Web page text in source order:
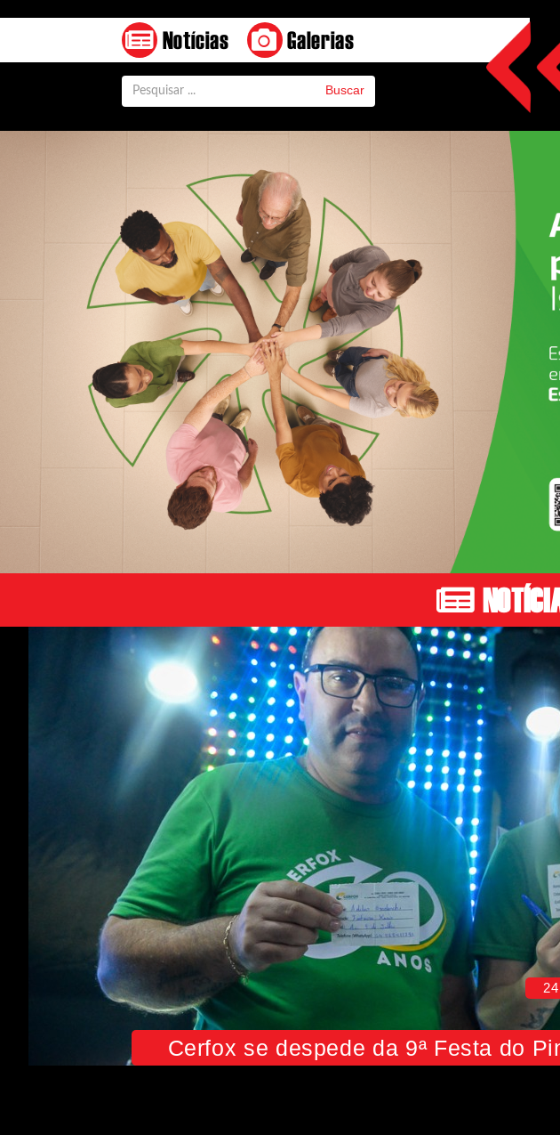
Notícias Galerias
Cerfox se despede da 9ª Festa do